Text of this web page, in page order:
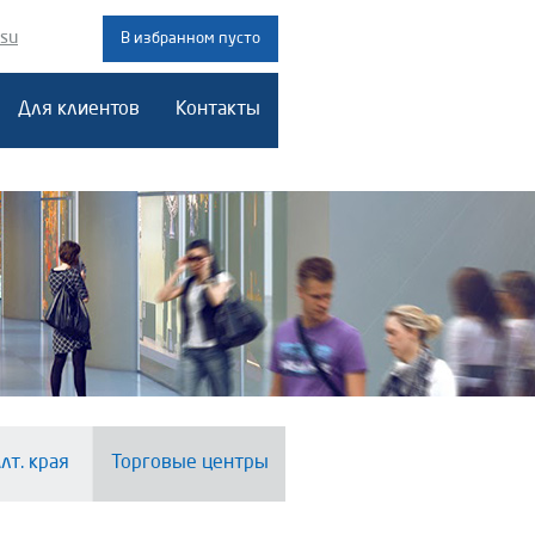
В избранном пусто
Для клиентов Контакты
края Торговые центры